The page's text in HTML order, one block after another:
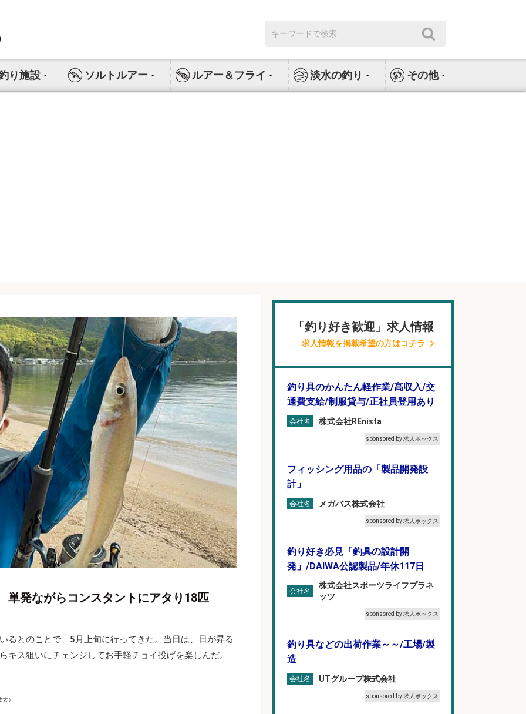
索:
り施設 ソルトルアー ルアー＆フライ 淡水の釣り その他
発ながらコンスタントにアタり18匹
るとのことで、5月上旬に行ってきた。当日は、日が昇る
キス狙いにチェンジしてお手軽チョイ投げを楽しんだ。
）
「釣り好き歓迎」求人情報
求人情報を掲載希望の方はコチラ
釣り具のかんたん軽作業/高収入/交
通費支給/制服貸与/正社員登用あり
会社名 株式会社REnista
sponsored by 求人ボックス
フィッシング用品の「製品開発設
計」
会社名 メガバス株式会社
sponsored by 求人ボックス
釣り好き必見「釣具の設計開
発」/DAIWA公認製品/年休117日
会社名
株式会社スポーツライフプラネ
ッツ
sponsored by 求人ボックス
釣り具などの出荷作業～～/工場/製
造
会社名 UTグループ株式会社
sponsored by 求人ボックス